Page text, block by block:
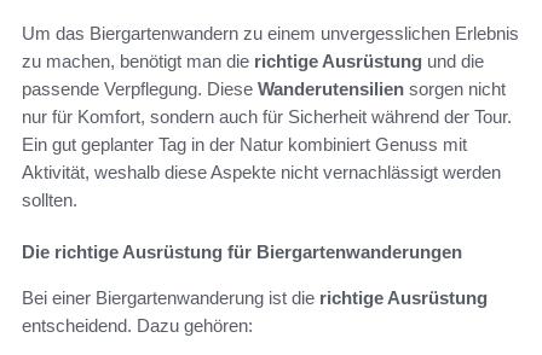
Um das Biergartenwandern zu einem unvergesslichen Erlebnis
zu machen, benötigt man die richtige Ausrüstung und die
passende Verpflegung. Diese Wanderutensilien sorgen nicht
nur für Komfort, sondern auch für Sicherheit während der Tour.
Ein gut geplanter Tag in der Natur kombiniert Genuss mit
Aktivität, weshalb diese Aspekte nicht vernachlässigt werden
sollten.
Die richtige Ausrüstung für Biergartenwanderungen
Bei einer Biergartenwanderung ist die richtige Ausrüstung
entscheidend. Dazu gehören: